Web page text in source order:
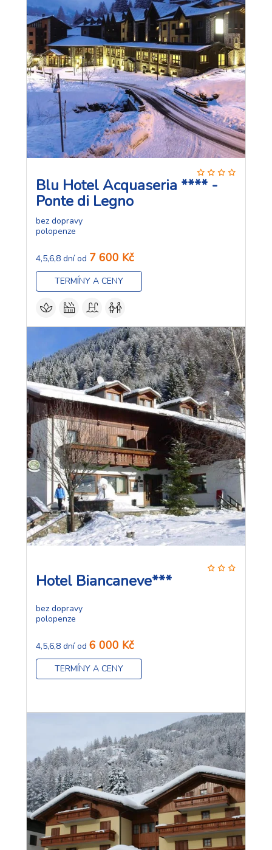
Blu Hotel Acquaseria **** -
Ponte di Legno
bez dopravy
polopenze
4,5,6,8 dní od 7 600 Kč
TERMÍNY A CENY
Hotel Biancaneve***
bez dopravy
polopenze
4,5,6,8 dní od 6 000 Kč
TERMÍNY A CENY